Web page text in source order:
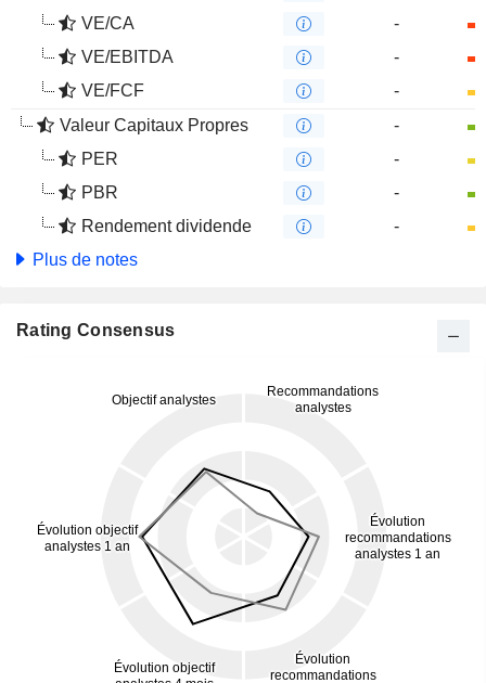
VE/CA
-
VE/EBITDA
-
VE/FCF
-
Valeur Capitaux Propres
-
PER
-
PBR
-
Rendement dividende
-
Plus de notes
Rating Consensus